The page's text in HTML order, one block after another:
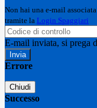
Non hai una e-mail
tramite la Login Spaggiari
E-mail inviata, si prega
Errore
Chiudi
Successo